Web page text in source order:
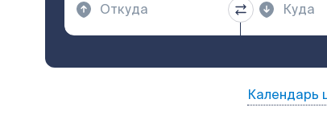
Календарь